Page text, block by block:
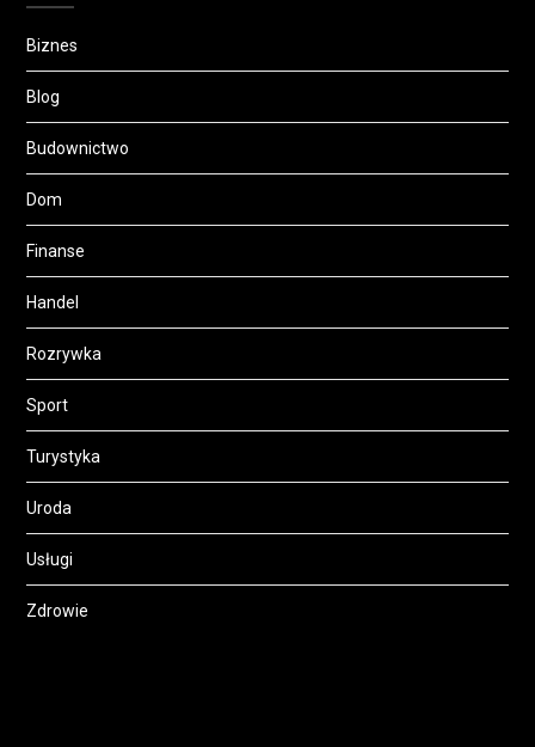
Biznes
Blog
Budownictwo
Dom
Finanse
Handel
Rozrywka
Sport
Turystyka
Uroda
Usługi
Zdrowie